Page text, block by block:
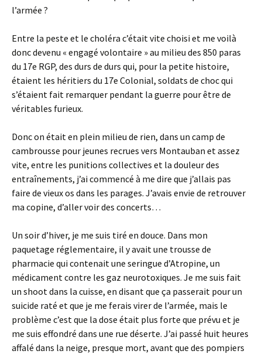
l’armée ?
Entre la peste et le choléra c’était vite choisi et me voilà
donc devenu « engagé volontaire » au milieu des 850 paras
du 17e RGP, des durs de durs qui, pour la petite histoire,
étaient les héritiers du 17e Colonial, soldats de choc qui
s’étaient fait remarquer pendant la guerre pour être de
véritables furieux.
Donc on était en plein milieu de rien, dans un camp de
cambrousse pour jeunes recrues vers Montauban et assez
vite, entre les punitions collectives et la douleur des
entraînements, j’ai commencé à me dire que j’allais pas
faire de vieux os dans les parages. J’avais envie de retrouver
ma copine, d’aller voir des concerts…
Un soir d’hiver, je me suis tiré en douce. Dans mon
paquetage réglementaire, il y avait une trousse de
pharmacie qui contenait une seringue d’Atropine, un
médicament contre les gaz neurotoxiques. Je me suis fait
un shoot dans la cuisse, en disant que ça passerait pour un
suicide raté et que je me ferais virer de l’armée, mais le
problème c’est que la dose était plus forte que prévu et je
me suis effondré dans une rue déserte. J’ai passé huit heures
affalé dans la neige, presque mort, avant que des pompiers